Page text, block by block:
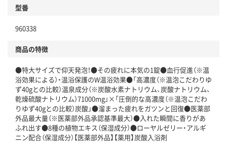
型番
960338
商品の特徴
●特大サイズで仰天発泡！●その疲れに本気の1錠●血行促進（※温
浴効果による）・温浴保護のW温浴効果●「高濃度（※温泡こだわりゆ
ず40gとの比較）温泉成分（※炭酸水素ナトリウム、炭酸ナトリウム、
乾燥硫酸ナトリウム）71000mg」×「圧倒的な高濃度（※温泡こだわ
りゆず40gとの比較）炭酸」●溜まった疲れをガツンと回復●医薬部
外品最大量（※医薬部外品承認基準最大）●入れた瞬間に香りがあ
ふれ出す●8種の植物エキス（保湿成分）●ローヤルゼリー・アルギ
ニン配合（保湿成分）【医薬部外品】【薬用】炭酸入浴剤